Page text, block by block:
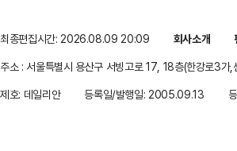
최종편집시간: 2026.08.09 20:09 회사소개
주소 : 서울특별시 용산구 서빙고로 17, 18층(한강로3가,
제호: 데일리안
등록일/발행일: 2005.09.13